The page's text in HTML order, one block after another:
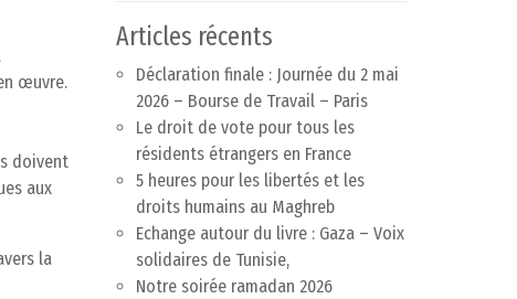
œuvre.
doivent
aux
la
Articles récents
Déclaration finale : Journée du 2 mai
2026 – Bourse de Travail – Paris
Le droit de vote pour tous les
résidents étrangers en France
5 heures pour les libertés et les
droits humains au Maghreb
Echange autour du livre : Gaza – Voix
solidaires de Tunisie,
Notre soirée ramadan 2026